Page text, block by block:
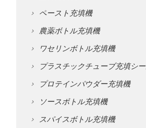
ペースト充填機
農薬ボトル充填機
ワセリンボトル充填機
プラスチックチューブ充填シ
プロテインパウダー充填機
ソースボトル充填機
スパイスボトル充填機